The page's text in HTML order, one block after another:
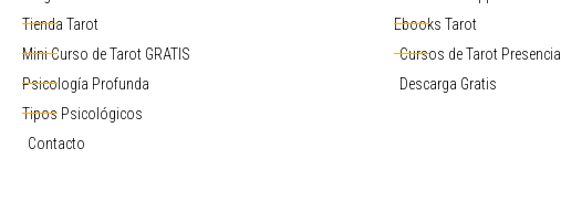
Tienda Tarot
Mini Curso de Tarot GRATIS
Psicología Profunda
Tipos Psicológicos
Contacto
Ebooks Tarot
Cursos de Tarot Presencial
Descarga Gratis